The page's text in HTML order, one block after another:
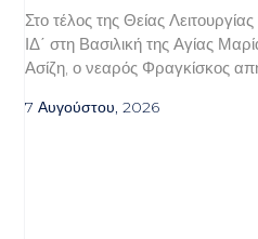
Στο τέλος της Θείας
ΙΔ΄ στη Βασιλική της Αγίας
Ασίζη, ο νεαρός Φραγκίσκος
7 Αυγούστου, 2026